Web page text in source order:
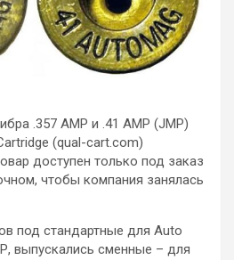
.357 AMP и .41 АМР (JMP)
(qual-cart.com)
доступен только под заказ
чтобы компания занялась
под стандартные для Auto
выпускались сменные – для